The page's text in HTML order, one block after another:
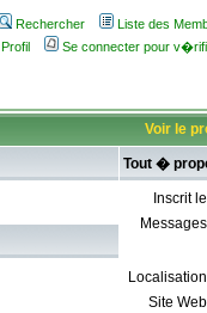
Rechercher Liste des
Profil
Se connecter pour
Voir le
Tout �
Inscrit
Site